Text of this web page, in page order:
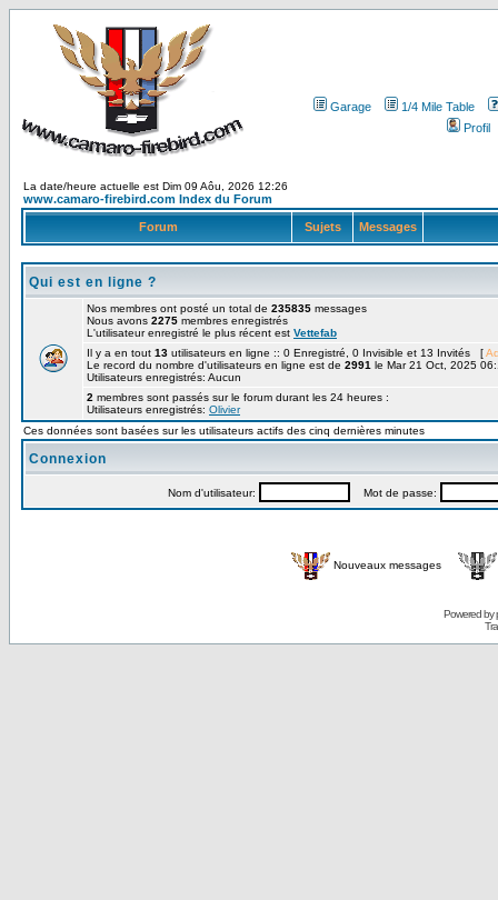
Garage
1/4 Mile Table
Profil
La date/heure actuelle est Dim 09 Aôu, 2026 12:26
www.camaro-firebird.com Index du Forum
Forum Sujets Messages
Qui est en ligne ?
Nos membres ont posté un total de 235835 messages
Nous avons 2275 membres enregistrés
L'utilisateur enregistré le plus récent est Vettefab
Il y a en tout 13 utilisateurs en ligne :: 0 Enregistré, 0 Invisible et 13 Invités [
Le record du nombre d'utilisateurs en ligne est de 2991 le Mar 21 Oct, 2025
Utilisateurs enregistrés: Aucun
2 membres sont passés sur le forum durant les 24 heures :
Utilisateurs enregistrés: Olivier
Ces données sont basées sur les utilisateurs actifs des cinq dernières minutes
Connexion
Nom d'utilisateur: Mot de passe:
Nouveaux messages
Powered by